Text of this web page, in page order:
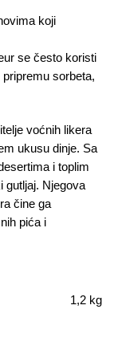
koji
se često koristi
sorbeta,
voćnih likera
ukusu dinje. Sa
i toplim
gutljaj. Njegova
čine ga
pića i
1,2 kg